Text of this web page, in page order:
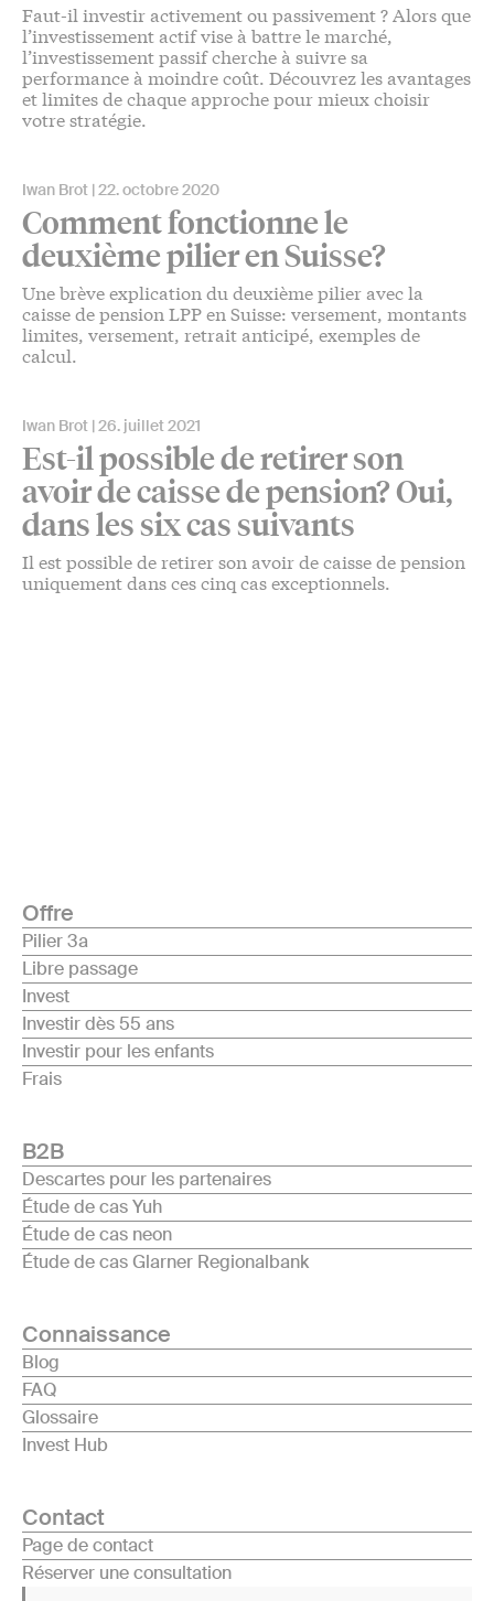
Faut-il investir activement ou passivement ? Alors que
l’investissement actif vise à battre le marché,
l’investissement passif cherche à suivre sa
performance à moindre coût. Découvrez les avantages
et limites de chaque approche pour mieux choisir
votre stratégie.
Iwan Brot 22. octobre 2020
Comment fonctionne le
deuxième pilier en Suisse?
Une brève explication du deuxième pilier avec la
caisse de pension LPP en Suisse: versement, montants
limites, versement, retrait anticipé, exemples de
calcul.
Iwan Brot 26. juillet 2021
Est-il possible de retirer son
avoir de caisse de pension? Oui,
dans les six cas suivants
Il est possible de retirer son avoir de caisse de pension
uniquement dans ces cinq cas exceptionnels.
Offre
Pilier 3a
Libre passage
Invest
Investir dès 55 ans
Investir pour les enfants
Frais
B2B
Descartes pour les partenaires
Étude de cas Yuh
Étude de cas neon
Étude de cas Glarner Regionalbank
Connaissance
Blog
FAQ
Glossaire
Invest Hub
Contact
Page de contact
Réserver une consultation